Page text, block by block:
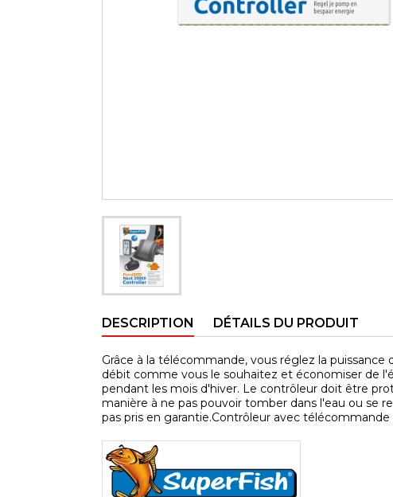
DESCRIPTION DÉTAILS DU PRODUIT
Grâce à la télécommande, vous réglez la
débit comme vous le souhaitez et économiser de
pendant les mois d'hiver. Le contrôleur doit être
manière à ne pas pouvoir tomber dans l'eau ou se
pas pris en garantie.Contrôleur avec télécommande